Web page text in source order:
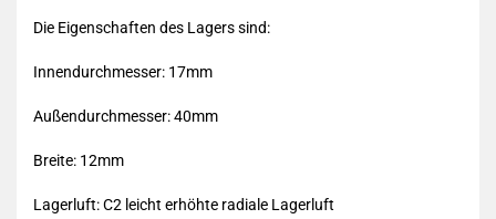
Die Eigenschaften des Lagers sind:
Innendurchmesser: 17mm
Außendurchmesser: 40mm
Breite: 12mm
Lagerluft: C2 leicht erhöhte radiale Lagerluft